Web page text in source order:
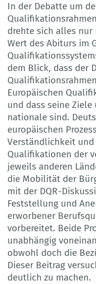
In der Debatte um
drehte sich alles nur
Wert des Abiturs im
dem Blick, dass der
Europäischen
und dass seine
nationale sind.
europäischen
Verständlichkeit
Qualifikationen der
jeweils anderen
die Mobilität der
mit der DQR-
Feststellung und
erworbener
vorbereitet. Beide
unabhängig
obwohl doch die
Dieser Beitrag
deutlich zu machen.